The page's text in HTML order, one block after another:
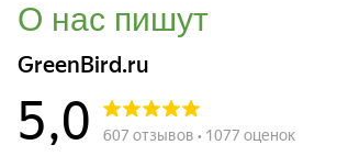
О нас пишут